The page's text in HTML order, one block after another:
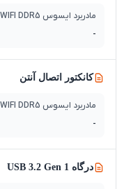
مادربرد ایسوس TUF GAMING B860-PLUS WIFI DDR5
-
کانکتور اتصال آنتن
مادربرد ایسوس TUF GAMING B860-PLUS WIFI DDR5
-
درگاه USB 3.2 Gen 1